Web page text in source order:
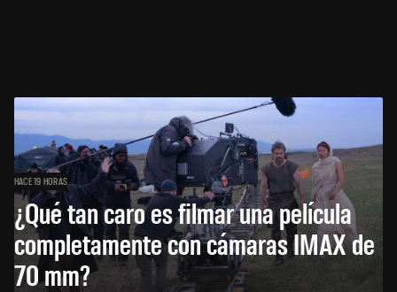
HACE 19 HORAS
¿Qué tan caro es filmar una película
completamente con cámaras IMAX de
70 mm?